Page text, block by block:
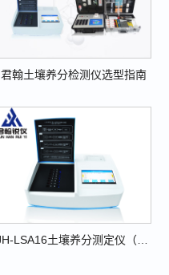
君翰土壤养分检测仪选型指南